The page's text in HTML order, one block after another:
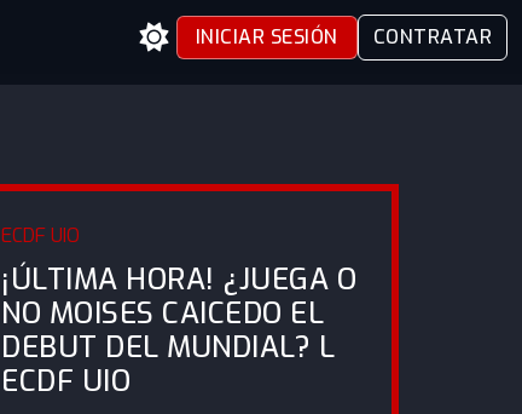
INICIAR SESIÓN CONTRATAR
ECDF UIO
¡ÚLTIMA HORA! ¿JUEGA O
NO MOISES CAICEDO EL
DEBUT DEL MUNDIAL? L
ECDF UIO